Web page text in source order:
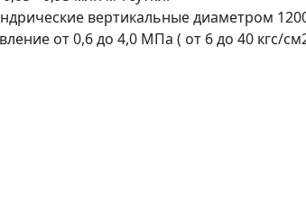
вертикальные диаметром
от 0,6 до 4,0 МПа ( от 6 до 40 кгс/